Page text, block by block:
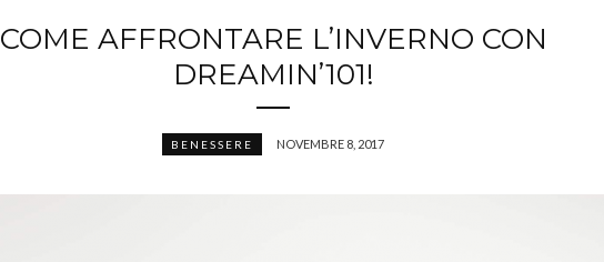
COME AFFRONTARE L’INVERNO CON
DREAMIN’101!
BENESSERE NOVEMBRE 8, 2017